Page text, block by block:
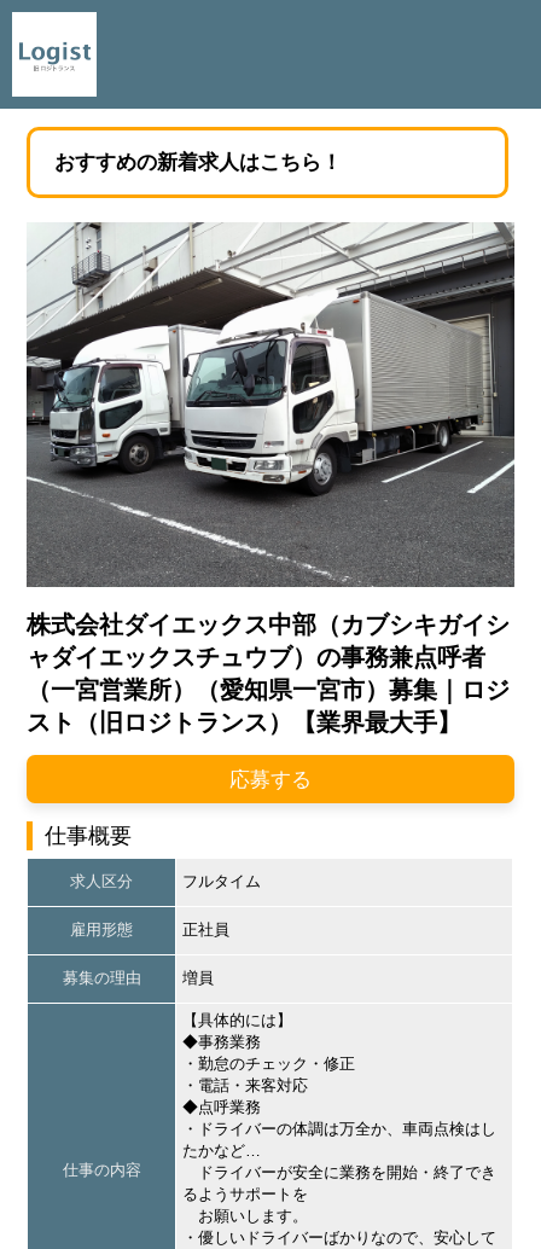
おすすめの新着求人はこちら！
株式会社ダイエックス中部（カブシキガイシ
ャダイエックスチュウブ）の事務兼点呼者
（一宮営業所）（愛知県一宮市）募集｜ロジ
スト（旧ロジトランス）【業界最大手】
応募する
仕事概要
求人区分 フルタイム
雇用形態 正社員
募集の理由 増員
仕事の内容
【具体的には】
◆事務業務
・勤怠のチェック・修正
・電話・来客対応
◆点呼業務
・ドライバーの体調は万全か、車両点検はし
たかなど…
ドライバーが安全に業務を開始・終了でき
るようサポートを
お願いします。
・優しいドライバーばかりなので、安心して